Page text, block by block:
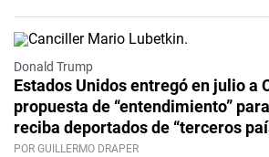
Donald Trump
Estados Unidos entregó en julio a
propuesta de “entendimiento”
reciba deportados de “terceros
POR GUILLERMO DRAPER